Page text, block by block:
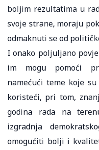
boljim rezultatima u
svoje strane, moraju
odmaknuti se od
I onako poljuljano
im mogu pomoći
namećući teme koje
koristeći, pri tom,
godina rada na
izgradnja
omogućiti bolji i